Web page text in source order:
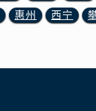
惠州 西宁